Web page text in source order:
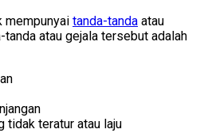
mempunyai tanda-tanda atau
tanda atau gejala tersebut adalah
tidak teratur atau laju